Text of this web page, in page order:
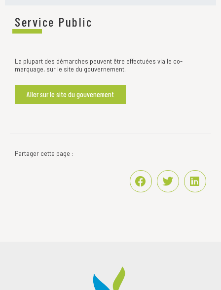
Service Public
La plupart des démarches peuvent être effectuées via le co-
marquage, sur le site du gouvernement.
Aller sur le site du gouvenement
Partager cette page :